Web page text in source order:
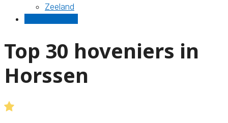
Zeeland
Top 30 hoveniers in
Horssen